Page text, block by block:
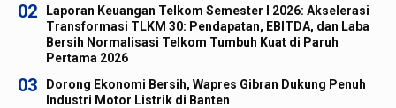
02
Laporan Keuangan Telkom Semester I 2026: Akselerasi
Transformasi TLKM 30: Pendapatan, EBITDA, dan Laba
Bersih Normalisasi Telkom Tumbuh Kuat di Paruh
Pertama 2026
03
Dorong Ekonomi Bersih, Wapres Gibran Dukung Penuh
Industri Motor Listrik di Banten